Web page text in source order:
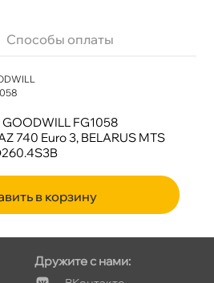
Способы оплаты
FG1058
740 Euro 3, BELARUS MTS
в корзину
Дружите с нами: